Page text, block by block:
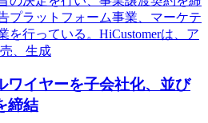
プラットフォーム事業、マーケテ
を行っている。HiCustomerは、ア
、生成
ワイヤーを子会社化、並び
締結